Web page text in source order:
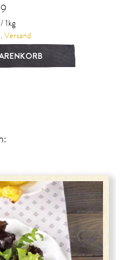
1kg
Versand